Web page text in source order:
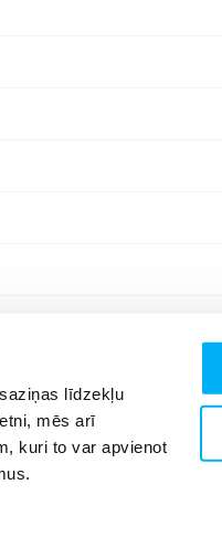
līdzekļu
mēs arī
kuri to var apvienot